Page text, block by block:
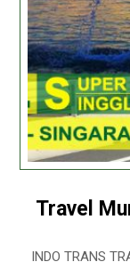
Travel
INDO TRANS